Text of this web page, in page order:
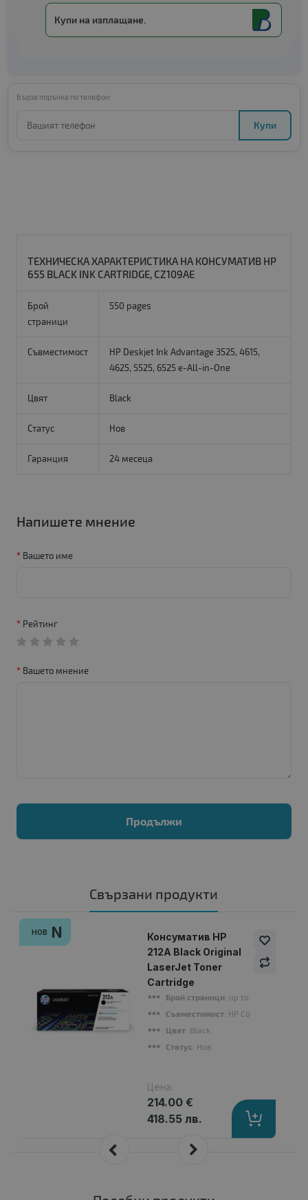
Купи на изплащане.
Бърза поръчка по телефон:
Купи
ТЕХНИЧЕСКА ХАРАКТЕРИСТИКА НА КОНСУМАТИВ HP
655 BLACK INK CARTRIDGE, CZ109AE
Брой
страници
550 pages
Съвместимост
HP Deskjet Ink Advantage 3525, 4615,
4625, 5525, 6525 e-All-in-One
Цвят Black
Статус Нов
Гаранция 24 месеца
Напишете мнение
Вашето име
Рейтинг
Вашето мнение
Продължи
Свързани продукти
НОВ N
Консуматив HP
212A Black Original
LaserJet Toner
Cartridge
Брой страници: up to 5 500 pages
Съвместимост: HP Color LaserJet
Цвят: Black
Статус: Нов
Цена:
214.00 €
418.55 лв.